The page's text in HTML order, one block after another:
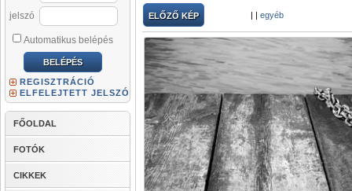
jelszó
Automatikus belépés
REGISZTRÁCIÓ
ELFELEJTETT JELSZÓ
FŐOLDAL
FOTÓK
CIKKEK
ELŐZŐ KÉP | | egyéb